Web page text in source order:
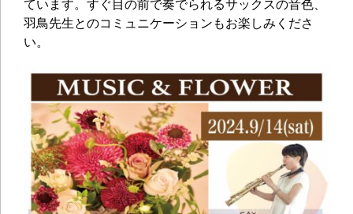
ています。すぐ目の前で奏でられるサックスの音色、
羽鳥先生とのコミュニケーションもお楽しみくださ
い。